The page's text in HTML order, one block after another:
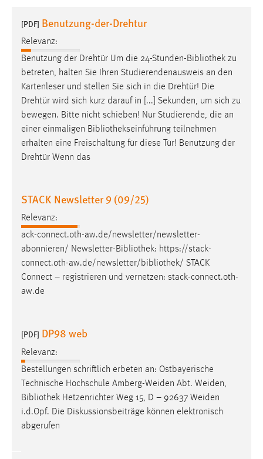
[PDF] Benutzung-der-Drehtur
Relevanz:
Benutzung der Drehtür Um die 24-Stunden-Bibliothek zu
betreten, halten Sie Ihren Studierendenausweis an den
Kartenleser und stellen Sie sich in die Drehtür! Die
Drehtür wird sich kurz darauf in [...] Sekunden, um sich zu
bewegen. Bitte nicht schieben! Nur Studierende, die an
einer einmaligen Bibliothekseinführung teilnehmen
erhalten eine Freischaltung für diese Tür! Benutzung der
Drehtür Wenn das
STACK Newsletter 9 (09/25)
Relevanz:
ack-connect.oth-aw.de/newsletter/newsletter-
abonnieren/ Newsletter-Bibliothek: https://stack-
connect.oth-aw.de/newsletter/bibliothek/ STACK
Connect – registrieren und vernetzen: stack-connect.oth-
aw.de
[PDF] DP98 web
Relevanz:
Bestellungen schriftlich erbeten an: Ostbayerische
Technische Hochschule Amberg-Weiden Abt. Weiden,
Bibliothek Hetzenrichter Weg 15, D – 92637 Weiden
i.d.Opf. Die Diskussionsbeiträge können elektronisch
abgerufen
Performance
Name:
Zweck:
Für performante Seitenauslieferung wird in diesem Cookie
gespeichert, ob man eingeloggt ist.
Sprachpräferenz
site-language-preference
Zweck:
Das Cookie speichert die gewählte Sprache der Website.
Cookie Laufzeit:
30 Tage
MibewSessionID, MIBEW_UserID, mibew_locale, mibew-
chat-frame-style-5e9dbeb1811c0446
Zweck:
Wird benötigt um die Chatfunktion nutzen zu können.
Cookie Laufzeit: